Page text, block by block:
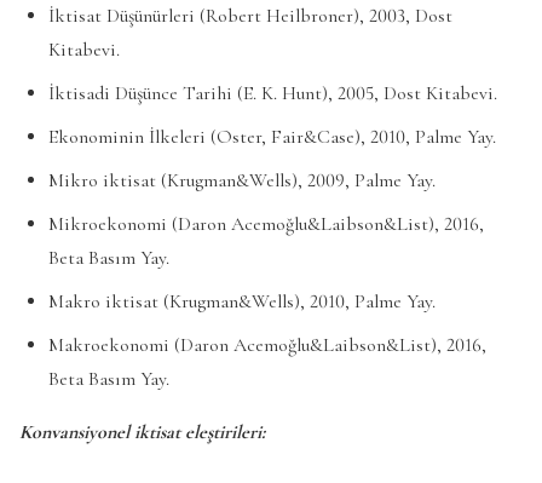
İktisat Düşünürleri (Robert Heilbroner), 2003, Dost
Kitabevi.
İktisadi Düşünce Tarihi (E. K. Hunt), 2005, Dost Kitabevi.
Ekonominin İlkeleri (Oster, Fair&Case), 2010, Palme Yay.
Mikro iktisat (Krugman&Wells), 2009, Palme Yay.
Mikroekonomi (Daron Acemoğlu&Laibson&List), 2016,
Beta Basım Yay.
Makro iktisat (Krugman&Wells), 2010, Palme Yay.
Makroekonomi (Daron Acemoğlu&Laibson&List), 2016,
Beta Basım Yay.
Konvansiyonel iktisat eleştirileri: